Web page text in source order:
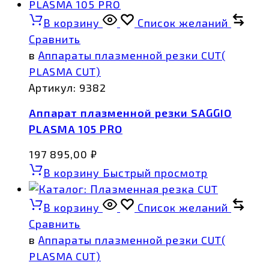
В корзину
Список желаний
Сравнить
в Аппараты плазменной резки CUT(
PLASMA CUT)
Артикул: 9382
Аппарат плазменной резки SAGGIO
PLASMA 105 PRO
197 895,00 ₽
В корзину Быстрый просмотр
В корзину
Список желаний
Сравнить
в Аппараты плазменной резки CUT(
PLASMA CUT)